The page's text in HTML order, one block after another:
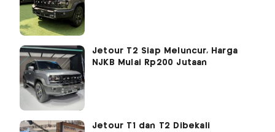
Jetour T2 Siap Meluncur, Harga
NJKB Mulai Rp200 Jutaan
Jetour T1 dan T2 Dibekali